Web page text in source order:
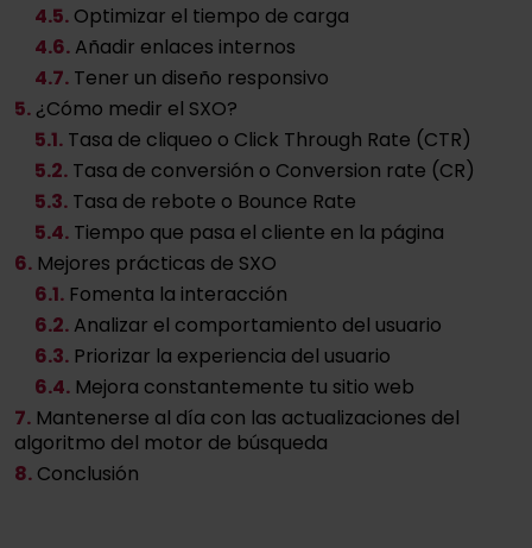
4.5. Optimizar el tiempo de carga
4.6. Añadir enlaces internos
4.7. Tener un diseño responsivo
5. ¿Cómo medir el SXO?
5.1. Tasa de cliqueo o Click Through Rate (CTR)
5.2. Tasa de conversión o Conversion rate (CR)
5.3. Tasa de rebote o Bounce Rate
5.4. Tiempo que pasa el cliente en la página
6. Mejores prácticas de SXO
6.1. Fomenta la interacción
6.2. Analizar el comportamiento del usuario
6.3. Priorizar la experiencia del usuario
6.4. Mejora constantemente tu sitio web
7. Mantenerse al día con las actualizaciones del
algoritmo del motor de búsqueda
8. Conclusión